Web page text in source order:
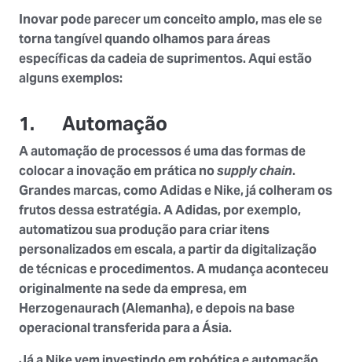
Inovar pode parecer um conceito amplo, mas ele se
torna tangível quando olhamos para áreas
específicas da cadeia de suprimentos. Aqui estão
alguns exemplos:
1. Automação
A automação de processos é uma das formas de
colocar a inovação em prática nosupply chain.
Grandes marcas, como Adidas e Nike, já colheram os
frutos dessa estratégia. A Adidas, por exemplo,
automatizou sua produção para criar itens
personalizados em escala, a partir da digitalização
de técnicas e procedimentos. A mudança aconteceu
originalmente na sede da empresa, em
Herzogenaurach (Alemanha), e depois na base
operacional transferida para a Ásia.